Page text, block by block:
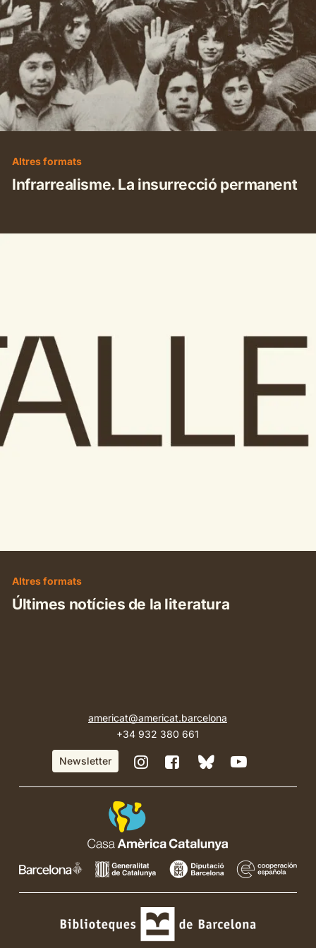
Altres formats
Infrarrealisme. La insurrecció permanent
Altres formats
Últimes notícies de la literatura
americat@americat.barcelona
+34 932 380 661
Newsletter
Instagram
de
Amèrica
Catalunya
Facebook
de
Amèrica
BlueSky
de
Amèrica
YouTube
de
Amèrica